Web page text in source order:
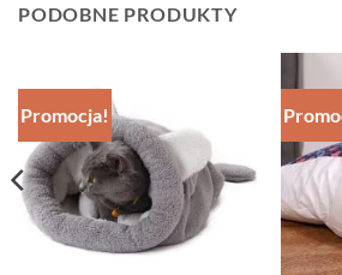
PODOBNE PRODUKTY
Promocja!